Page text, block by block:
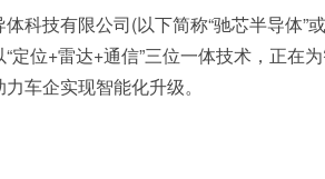
科技有限公司(以下简称“驰芯半导体”
定位+雷达+通信”三位一体技术，正在
车企实现智能化升级。